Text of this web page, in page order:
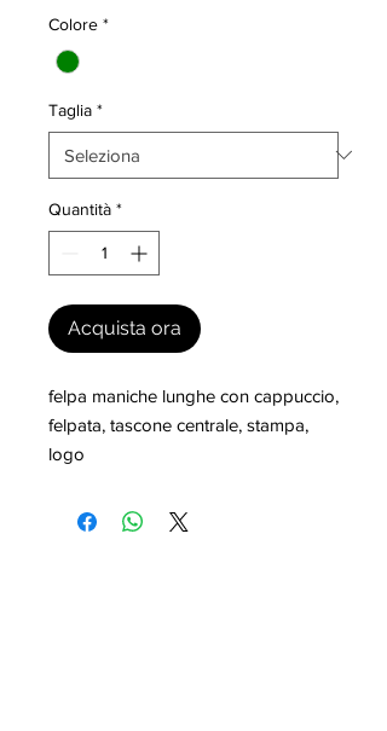
Colore *
Taglia *
Quantità *
Acquista ora
felpa maniche lunghe con cappuccio,
felpata, tascone centrale, stampa,
logo